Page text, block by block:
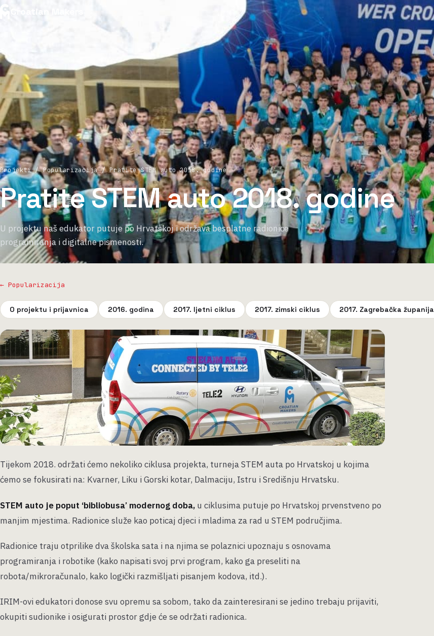
Projekti / Popularizacija / Pratite STEM auto 2018. godine
Pratite STEM auto 2018. godine
U projektu naš edukator putuje po Hrvatskoj i održava besplatne radionice
programiranja i digitalne pismenosti.
← Popularizacija
O projektu i prijavnica 2016. godina 2017. ljetni ciklus 2017. zimski ciklus 2017. Zagrebačka županija
Tijekom 2018. održati ćemo nekoliko ciklusa projekta, turneja STEM auta po Hrvatskoj u kojima
ćemo se fokusirati na: Kvarner, Liku i Gorski kotar, Dalmaciju, Istru i Središnju Hrvatsku.
STEM auto je poput ‘bibliobusa’ modernog doba, u ciklusima putuje po Hrvatskoj prvenstveno po
manjim mjestima. Radionice služe kao poticaj djeci i mladima za rad u STEM područjima.
Radionice traju otprilike dva školska sata i na njima se polaznici upoznaju s osnovama
programiranja i robotike (kako napisati svoj prvi program, kako ga preseliti na
robota/mikroračunalo, kako logički razmišljati pisanjem kodova, itd.).
IRIM-ovi edukatori donose svu opremu sa sobom, tako da zainteresirani se jedino trebaju prijaviti,
okupiti sudionike i osigurati prostor gdje će se održati radionica.